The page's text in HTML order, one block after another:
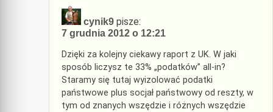
cynik9 pisze:
7 grudnia 2012 o 12:21
Dzięki za kolejny ciekawy raport z UK. W jaki
sposób liczysz te 33% „podatków” all-in?
Staramy się tutaj wyizolować podatki
państwowe plus socjał państwowy od reszty, w
tym od znanych wszędzie i różnych wszędzie